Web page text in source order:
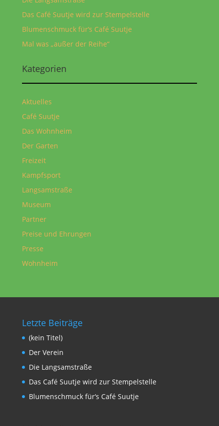
Das Café Suutje wird zur Stempelstelle
Blumenschmuck für‘s Café Suutje
Mal was „außer der Reihe“
Kategorien
Aktuelles
Café Suutje
Das Wohnheim
Der Garten
Freizeit
Kampfsport
Langsamstraße
Museum
Partner
Preise und Ehrungen
Presse
Wohnheim
Letzte Beiträge
(kein Titel)
Der Verein
Die Langsamstraße
Das Café Suutje wird zur Stempelstelle
Blumenschmuck für‘s Café Suutje